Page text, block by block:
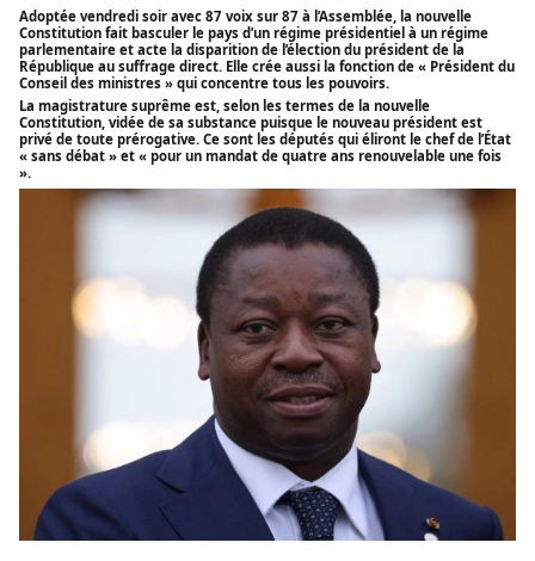
Adoptée vendredi soir avec 87 voix sur 87 à l’Assemblée, la nouvelle
Constitution fait basculer le pays d’un régime présidentiel à un régime
parlementaire et acte la disparition de l’élection du président de la
République au suffrage direct. Elle crée aussi la fonction de « Président du
Conseil des ministres » qui concentre tous les pouvoirs.
La magistrature suprême est, selon les termes de la nouvelle
Constitution, vidée de sa substance puisque le nouveau président est
privé de toute prérogative. Ce sont les députés qui éliront le chef de l’État
« sans débat » et « pour un mandat de quatre ans renouvelable une fois
».